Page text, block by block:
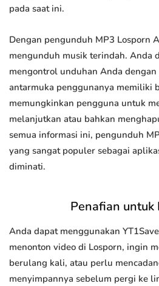
pada saat ini.
Dengan pengunduh MP3 Losporn
mengunduh musik terindah. Anda
mengontrol unduhan Anda
antarmuka penggunanya memiliki
memungkinkan pengguna untuk
melanjutkan atau bahkan
semua informasi ini, pengunduh
yang sangat populer sebagai
diminati.
Penafian untuk
Anda dapat menggunakan
menonton video di Losporn, ingin
berulang kali, atau perlu
menyimpannya sebelum pergi ke